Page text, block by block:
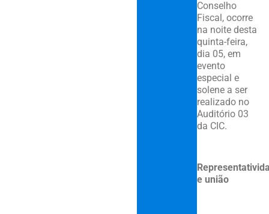
Conselho
Fiscal, ocorre
na noite desta
quinta-feira,
dia 05, em
evento
especial e
solene a ser
realizado no
Auditório 03
da CIC.
e união